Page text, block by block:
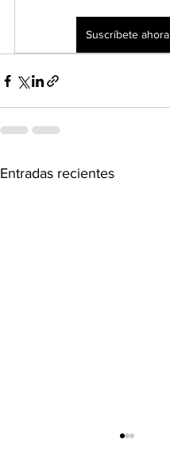
Suscríbete ahora
Entradas recientes